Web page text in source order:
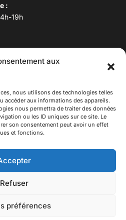
aux
nous utilisons des technologies telles
accéder aux informations des appareils.
nous permettra de traiter des données
ou les ID uniques sur ce site. Le
son consentement peut avoir un effet
et fonctions.
Refuser
préférences
:
19h
06 40